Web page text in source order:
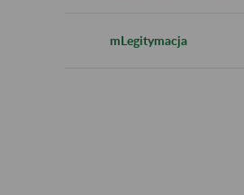
mLegitymacja